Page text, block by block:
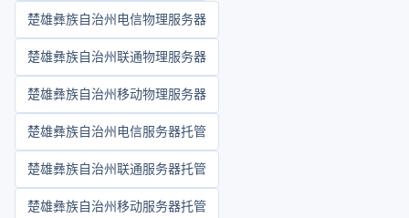
楚雄彝族自治州电信物理服务器
楚雄彝族自治州联通物理服务器
楚雄彝族自治州移动物理服务器
楚雄彝族自治州电信服务器托管
楚雄彝族自治州联通服务器托管
楚雄彝族自治州移动服务器托管